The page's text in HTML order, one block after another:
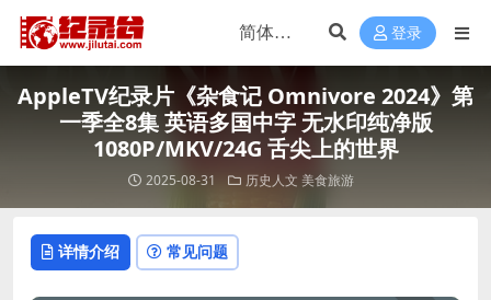
登录
AppleTV纪录片《杂食记 Omnivore 2024》第
一季全8集 英语多国中字 无水印纯净版
1080P/MKV/24G 舌尖上的世界
2025-08-31 历史人文 美食旅游
详情介绍 常见问题